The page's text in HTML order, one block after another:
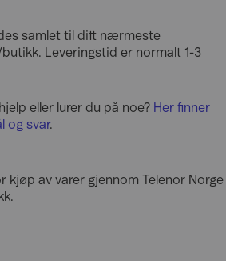
samlet til ditt nærmeste
Leveringstid er normalt 1-3
eller lurer du på noe? Her finner
og svar.
kjøp av varer gjennom Telenor Norge